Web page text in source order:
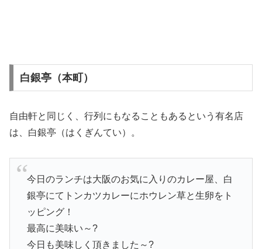
白銀亭（本町）
自由軒と同じく、行列にもなることもあるという有名店
は、白銀亭（はくぎんてい）。
今日のランチは大阪のお気に入りのカレー屋、白
銀亭にてトンカツカレーにホウレン草と生卵をト
ッピング！
最高に美味い～?
今日も美味しく頂きました～?